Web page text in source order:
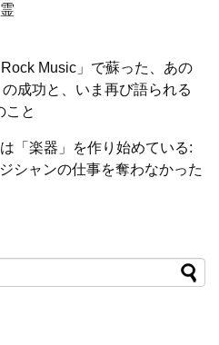
Music」で蘇った、あの
成功と、いま再び語られる
こと
「楽器」を作り始めている:
シャンの仕事を奪わなかった